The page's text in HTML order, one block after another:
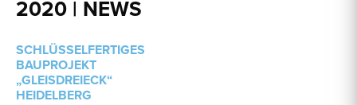
2020 | NEWS
SCHLÜSSELFERTIGES
BAUPROJEKT
„GLEISDREIECK“
HEIDELBERG